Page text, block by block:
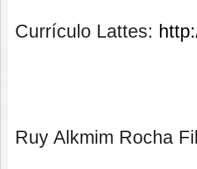
Currículo Lattes:
Ruy Alkmim Rocha